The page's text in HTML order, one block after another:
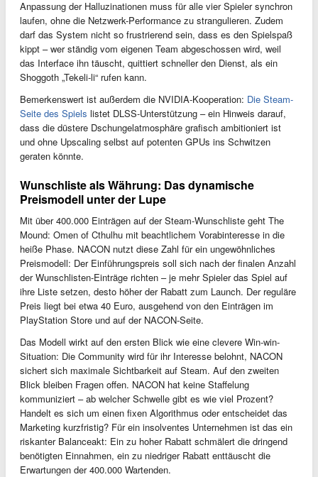
Anpassung der Halluzinationen muss für alle vier Spieler synchron
laufen, ohne die Netzwerk-Performance zu strangulieren. Zudem
darf das System nicht so frustrierend sein, dass es den Spielspaß
kippt – wer ständig vom eigenen Team abgeschossen wird, weil
das Interface ihn täuscht, quittiert schneller den Dienst, als ein
Shoggoth „Tekeli-li“ rufen kann.
Bemerkenswert ist außerdem die NVIDIA-Kooperation: Die Steam-
Seite des Spiels listet DLSS-Unterstützung – ein Hinweis darauf,
dass die düstere Dschungelatmosphäre grafisch ambitioniert ist
und ohne Upscaling selbst auf potenten GPUs ins Schwitzen
geraten könnte.
Wunschliste als Währung: Das dynamische
Preismodell unter der Lupe
Mit über 400.000 Einträgen auf der Steam-Wunschliste geht The
Mound: Omen of Cthulhu mit beachtlichem Vorabinteresse in die
heiße Phase. NACON nutzt diese Zahl für ein ungewöhnliches
Preismodell: Der Einführungspreis soll sich nach der finalen Anzahl
der Wunschlisten-Einträge richten – je mehr Spieler das Spiel auf
ihre Liste setzen, desto höher der Rabatt zum Launch. Der reguläre
Preis liegt bei etwa 40 Euro, ausgehend von den Einträgen im
PlayStation Store und auf der NACON-Seite.
Das Modell wirkt auf den ersten Blick wie eine clevere Win-win-
Situation: Die Community wird für ihr Interesse belohnt, NACON
sichert sich maximale Sichtbarkeit auf Steam. Auf den zweiten
Blick bleiben Fragen offen. NACON hat keine Staffelung
kommuniziert – ab welcher Schwelle gibt es wie viel Prozent?
Handelt es sich um einen fixen Algorithmus oder entscheidet das
Marketing kurzfristig? Für ein insolventes Unternehmen ist das ein
riskanter Balanceakt: Ein zu hoher Rabatt schmälert die dringend
benötigten Einnahmen, ein zu niedriger Rabatt enttäuscht die
Erwartungen der 400.000 Wartenden.